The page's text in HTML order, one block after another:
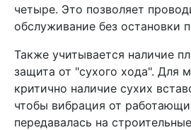
четыре. Это позволяет
обслуживание без остановки
Также учитывается наличие
защита от "сухого хода". Для
критично наличие сухих
чтобы вибрация от
передавалась на